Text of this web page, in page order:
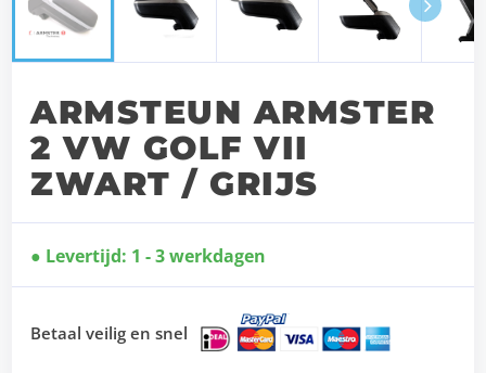
ARMSTEUN ARMSTER
2 VW GOLF VII
ZWART / GRIJS
Levertijd: 1 - 3 werkdagen
Betaal veilig en snel